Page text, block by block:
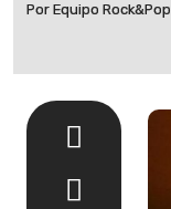
Por Equipo Rock&Pop